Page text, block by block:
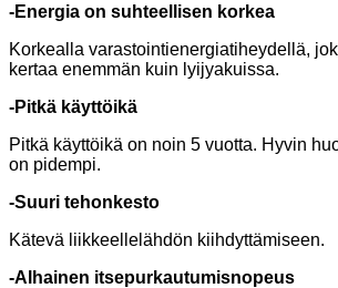
-Energia on suhteellisen korkea
Korkealla varastointienergiatiheydellä,
kertaa enemmän kuin lyijyakuissa.
-Pitkä käyttöikä
Pitkä käyttöikä on noin 5 vuotta. Hyvin
on pidempi.
-Suuri tehonkesto
Kätevä liikkeellelähdön kiihdyttämiseen.
-Alhainen itsepurkautumisnopeus